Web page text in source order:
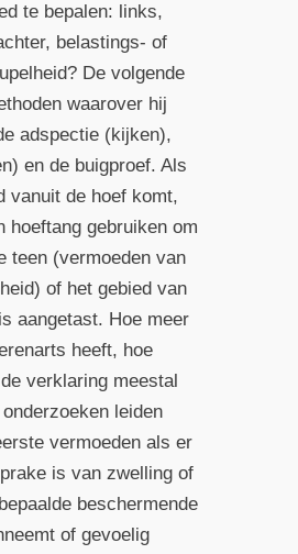
te bepalen: links,
belastings- of
De volgende
waarover hij
adspectie (kijken),
en de buigproef. Als
vanuit de hoef komt,
hoeftang gebruiken om
teen (vermoeden van
of het gebied van
aangetast. Hoe meer
heeft, hoe
verklaring meestal
leiden
vermoeden als er
is van zwelling of
beschermende
of gevoelig